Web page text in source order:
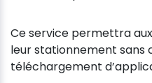
Ce service permettra
leur stationnement sans
téléchargement